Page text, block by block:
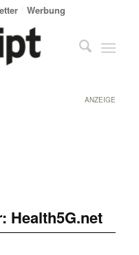
Werbung
ANZEIGE
Health5G.net